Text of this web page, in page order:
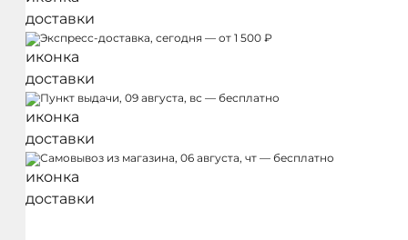
Экспресс-доставка, сегодня — от 1 500 ₽
Пункт выдачи, 09 августа, вс — бесплатно
Самовывоз из магазина, 06 августа, чт — бесплатно